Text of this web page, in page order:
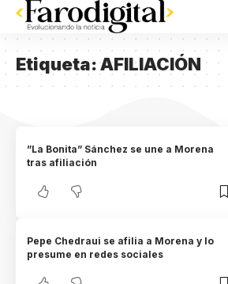
Etiqueta:AFILIACIÓN
”La Bonita” Sánchez se une a Morena
tras afiliación
Pepe Chedraui se afilia a Morena y lo
presume en redes sociales